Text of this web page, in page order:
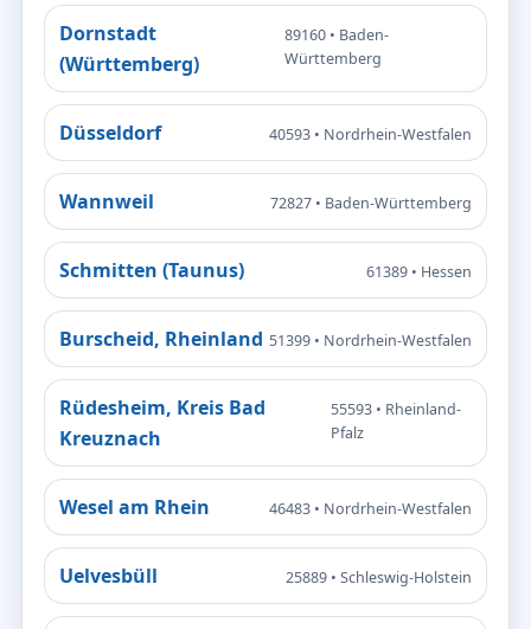
Dornstadt
(Württemberg)
89160 • Baden-
Württemberg
Düsseldorf 40593 • Nordrhein-Westfalen
Wannweil 72827 • Baden-Württemberg
Schmitten (Taunus) 61389 • Hessen
Burscheid, Rheinland 51399 • Nordrhein-Westfalen
Rüdesheim, Kreis Bad
Kreuznach
55593 • Rheinland-
Pfalz
Wesel am Rhein 46483 • Nordrhein-Westfalen
Uelvesbüll 25889 • Schleswig-Holstein